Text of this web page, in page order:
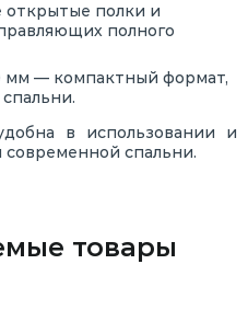
открытые полки и
полного
мм — компактный формат,
в использовании и
спальни.
товары